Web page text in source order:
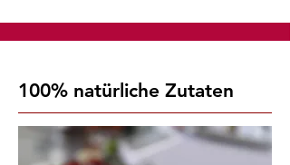
100% natürliche Zutaten